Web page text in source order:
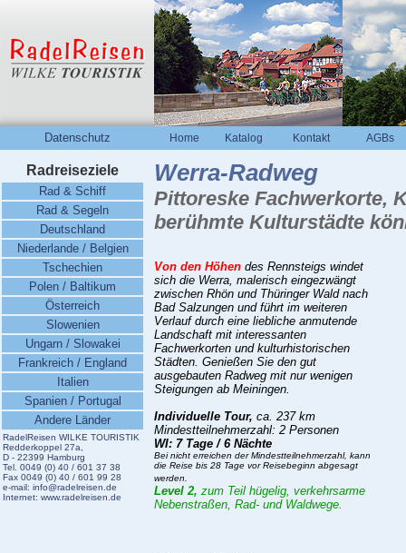
Datenschutz Home Katalog Kontakt AGBs
Radreiseziele
Rad & Schiff
Rad & Segeln
Deutschland
Niederlande / Belgien
Tschechien
Polen / Baltikum
Österreich
Slowenien
Ungarn / Slowakei
Frankreich / England
Italien
Spanien / Portugal
Andere Länder
RadelReisen WILKE TOURISTIK
Redderkoppel 27a,
D - 22399 Hamburg
Tel. 0049 (0) 40 / 601 37 38
Fax 0049 (0) 40 / 601 99 28
e-mail: info@radelreisen.de
Internet: www.radelreisen.de
Werra-Radweg
Pittoreske Fachwerkorte,
berühmte Kulturstädte
Von den Höhen des Rennsteigs windet
sich die Werra, malerisch eingezwängt
zwischen Rhön und Thüringer Wald nach
Bad Salzungen und führt im weiteren
Verlauf durch eine liebliche anmutende
Landschaft mit interessanten
Fachwerkorten und kulturhistorischen
Städten. Genießen Sie den gut
ausgebauten Radweg mit nur wenigen
Steigungen ab Meiningen.
Individuelle Tour, ca. 237 km
Mindestteilnehmerzahl: 2 Personen
WI: 7 Tage / 6 Nächte
Bei nicht erreichen der Mindestteilnehmerzahl, kann
die Reise bis 28 Tage vor Reisebeginn abgesagt
werden.
Level 2, zum Teil hügelig, verkehrsarme
Nebenstraßen, Rad- und Waldwege.